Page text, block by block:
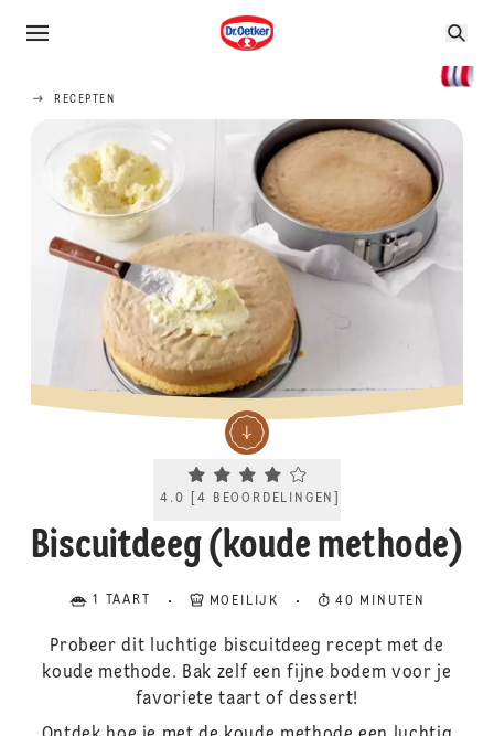
RECEPTEN
Current rating 4.0. Click to rate.
4.0 [4 BEOORDELINGEN
Biscuitdeeg (koude methode)
1 TAART MOEILIJK 40 MINUTEN
Probeer dit luchtige biscuitdeeg recept met de
koude methode. Bak zelf een fijne bodem voor je
favoriete taart of dessert!